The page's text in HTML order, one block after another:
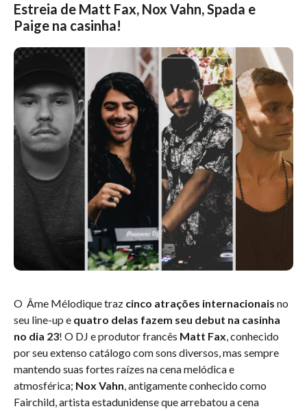
Estreia de Matt Fax, Nox Vahn, Spada e
Paige na casinha!
O Âme Mélodique traz cinco atrações internacionais no
seu line-up e quatro delas fazem seu debut na casinha
no dia 23! O DJ e produtor francês Matt Fax, conhecido
por seu extenso catálogo com sons diversos, mas sempre
mantendo suas fortes raízes na cena melódica e
atmosférica; Nox Vahn, antigamente conhecido como
Fairchild, artista estadunidense que arrebatou a cena